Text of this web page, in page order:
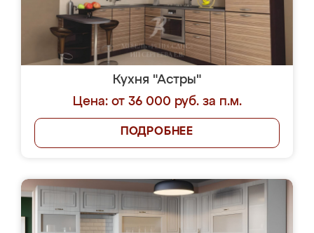
Кухня "Астры"
Цена: от 36 000 руб. за п.м.
ПОДРОБНЕЕ